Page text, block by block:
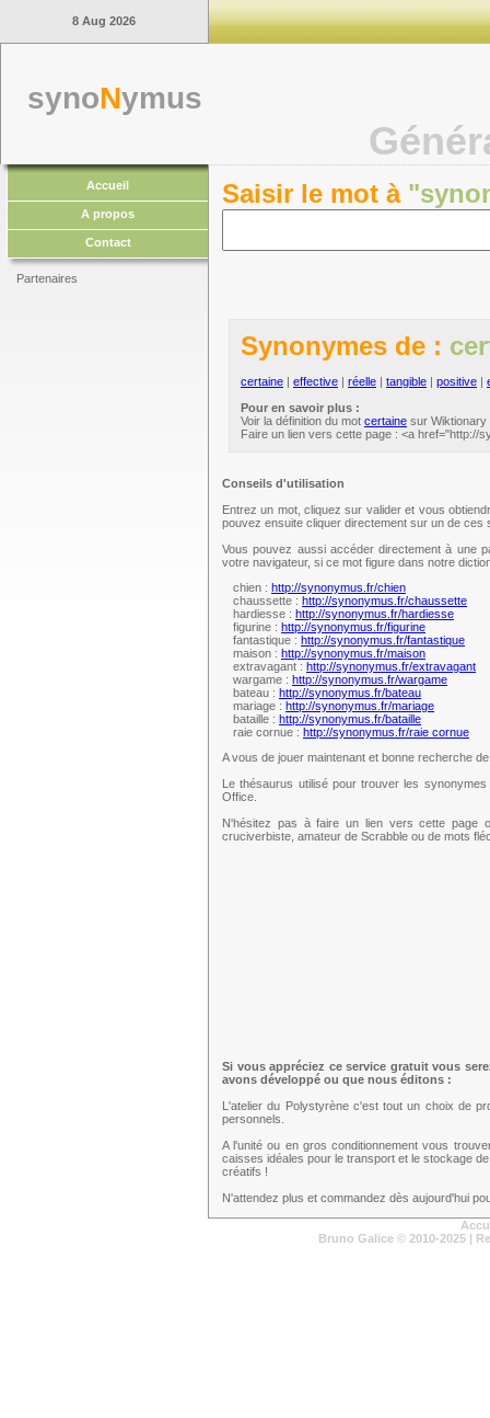
8 Aug 2026
synoNymus
Accueil
A propos
Contact
Partenaires
Saisir le mot à
Synonymes de :
certaine | effective | réelle | tangible | positive |
Pour en savoir plus :
Voir la définition du mot certaine sur Wiktionary
Faire un lien vers cette page : <a href="http://
Conseils d'utilisation
Entrez un mot, cliquez sur valider et vous
pouvez ensuite cliquer directement sur un de
Vous pouvez aussi accéder directement à une
votre navigateur, si ce mot figure dans notre
chien : http://synonymus.fr/chien
chaussette : http://synonymus.fr/chaussette
hardiesse : http://synonymus.fr/hardiesse
figurine : http://synonymus.fr/figurine
fantastique : http://synonymus.fr/fantastique
maison : http://synonymus.fr/maison
extravagant : http://synonymus.fr/extravagant
wargame : http://synonymus.fr/wargame
bateau : http://synonymus.fr/bateau
mariage : http://synonymus.fr/mariage
bataille : http://synonymus.fr/bataille
raie cornue : http://synonymus.fr/raie cornue
A vous de jouer maintenant et bonne recherche
Le thésaurus utilisé pour trouver les
Office.
N'hésitez pas à faire un lien vers cette
cruciverbiste, amateur de Scrabble ou de mots
Si vous appréciez ce service gratuit vous
avons développé ou que nous éditons :
L'atelier du Polystyrène c'est tout un choix de
personnels.
A l'unité ou en gros conditionnement vous
caisses idéales pour le transport et le stockage
créatifs !
N'attendez plus et commandez dès aujourd'hui
Bruno Galice © 2010-2025 |